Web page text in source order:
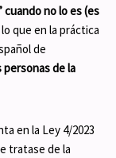
cuando no lo es(es
que en la práctica
de
de la
en la Ley 4/2023
tratase de la